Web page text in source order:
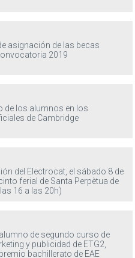
asignación de las becas
2019
de los alumnos en los
de Cambridge
del Electrocat, el sábado 8 de
ferial de Santa Perpètua de
16 a las 20h)
de segundo curso de
y publicidad de ETG2,
bachillerato de EAE